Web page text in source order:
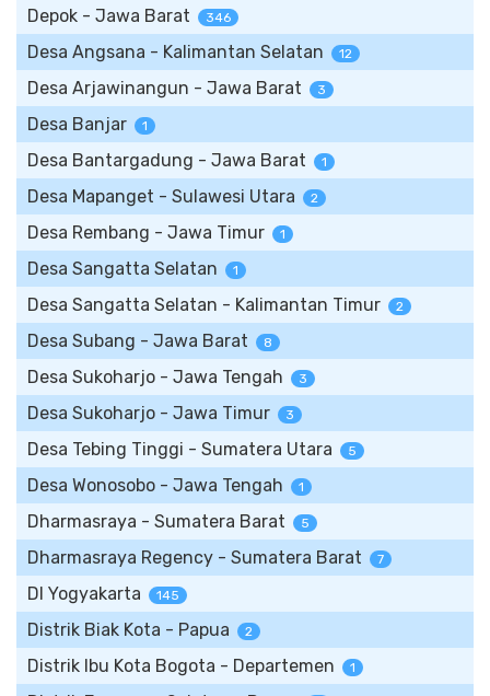
Depok - Jawa Barat 346
Desa Angsana - Kalimantan Selatan 12
Desa Arjawinangun - Jawa Barat 3
Desa Banjar 1
Desa Bantargadung - Jawa Barat 1
Desa Mapanget - Sulawesi Utara 2
Desa Rembang - Jawa Timur 1
Desa Sangatta Selatan 1
Desa Sangatta Selatan - Kalimantan Timur 2
Desa Subang - Jawa Barat 8
Desa Sukoharjo - Jawa Tengah 3
Desa Sukoharjo - Jawa Timur 3
Desa Tebing Tinggi - Sumatera Utara 5
Desa Wonosobo - Jawa Tengah 1
Dharmasraya - Sumatera Barat 5
Dharmasraya Regency - Sumatera Barat 7
DI Yogyakarta 145
Distrik Biak Kota - Papua 2
Distrik Ibu Kota Bogota - Departemen 1